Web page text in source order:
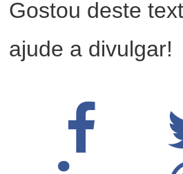
Gostou deste
ajude a divulgar!